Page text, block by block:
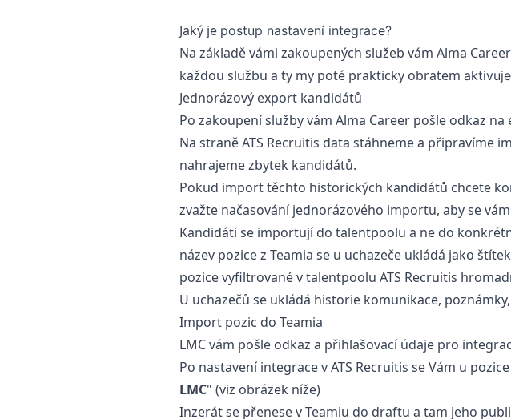
Jaký je postup nastavení integrace?
Na základě vámi zakoupených služeb vám Alma
každou službu a ty my poté prakticky obratem
Jednorázový export kandidátů
Po zakoupení služby vám Alma Career pošle odkaz
Na straně ATS Recruitis data stáhneme a připravíme
nahrajeme zbytek kandidátů.
Pokud import těchto historických kandidátů chcete
zvažte načasování jednorázového importu, aby se
Kandidáti se importují do talentpoolu a ne do
název pozice z Teamia se u uchazeče ukládá jako
pozice vyfiltrované v talentpoolu ATS Recruitis
U uchazečů se ukládá historie komunikace,
Import pozic do Teamia
LMC vám pošle odkaz a přihlašovací údaje pro
Po nastavení integrace v ATS Recruitis se Vám u
LMC" (viz obrázek níže)
Inzerát se přenese v Teamiu do draftu a tam jeho